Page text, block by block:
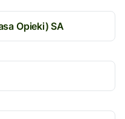
Opieki) SA